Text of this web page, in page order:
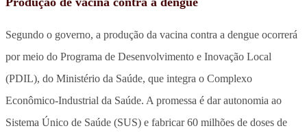
Segundo o governo, a produção da vacina contra a dengue ocorrerá
por meio do Programa de Desenvolvimento e Inovação Local
(PDIL), do Ministério da Saúde, que integra o Complexo
Econômico-Industrial da Saúde. A promessa é dar autonomia ao
Sistema Único de Saúde (SUS) e fabricar 60 milhões de doses de